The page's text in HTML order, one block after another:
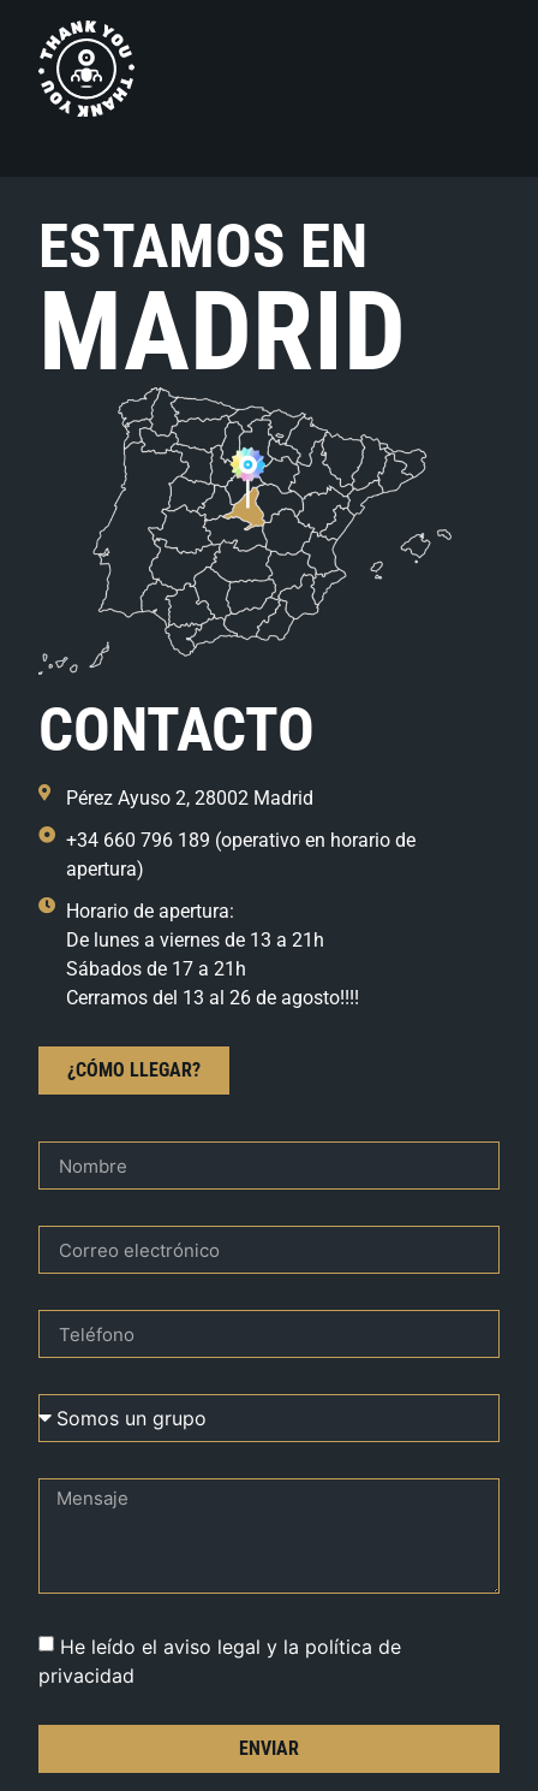
ESTAMOS EN
MADRID
CONTACTO
Pérez Ayuso 2, 28002 Madrid
+34 660 796 189 (operativo en horario de
apertura)
Horario de apertura:
De lunes a viernes de 13 a 21h
Sábados de 17 a 21h
Cerramos del 13 al 26 de agosto!!!!
¿CÓMO LLEGAR?
He leído el aviso legal y la política de
privacidad
ENVIAR